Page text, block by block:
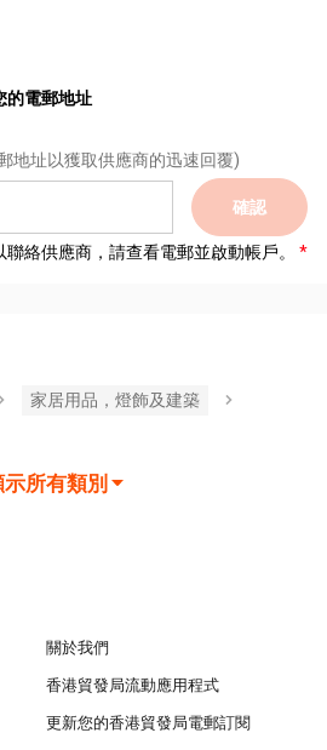
的電郵地址
地址以獲取供應商的迅速回覆)
確認
絡供應商，請查看電郵並啟動帳戶。
家居用品，燈飾及建築
示所有類別
關於我們
香港貿發局流動應用程式
更新您的香港貿發局電郵訂閱